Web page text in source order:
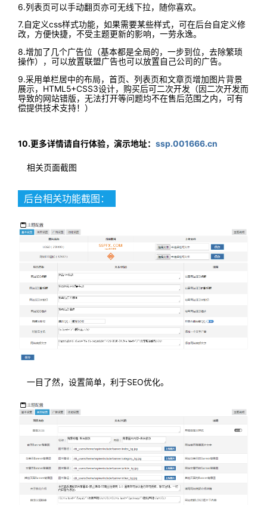
6.列表页可以手动翻页亦可无线下拉，随你喜欢。
7.自定义css样式功能，如果需要某些样式，可在后台自定义修
改，方便快捷，不受主题更新的影响，一劳永逸。
8.增加了几个广告位（基本都是全局的，一步到位，去除繁琐
操作），可以放置联盟广告也可以放置自己公司的广告。
9.采用单栏居中的布局，首页、列表页和文章页增加图片背景
展示，HTML5+CSS3设计，购买后可二次开发（因二次开发而
导致的网站错版，无法打开等问题均不在售后范围之内，可有
偿提供技术支持！）
10.更多详情请自行体验，演示地址： ssp.001666.cn
相关页面截图
后台相关功能截图：
一目了然，设置简单，利于SEO优化。